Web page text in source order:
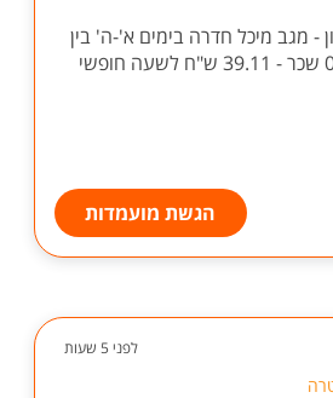
- מגב מיכל חדרה בימים א'-ה' בין
השעות 08:00-13:00 שכר - 39.11 ש"ח לשעה חופשי
הגשת מועמדות
לפני 5 שעות